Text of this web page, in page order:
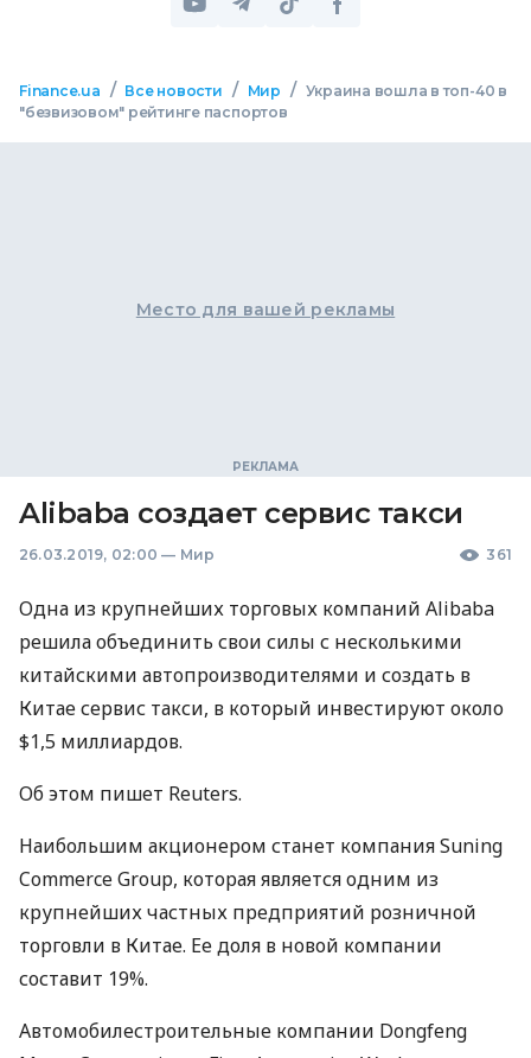
Finance.ua / Все новости / Мир / Украина вошла в топ-40 в
"безвизовом" рейтинге паспортов
Место для вашей рекламы
Alibaba создает сервис такси
26.03.2019, 02:00 — Мир 361
Одна из крупнейших торговых компаний Alibaba
решила объединить свои силы с несколькими
китайскими автопроизводителями и создать в
Китае сервис такси, в который инвестируют около
$1,5 миллиардов.
Об этом пишет Reuters.
Наибольшим акционером станет компания Suning
Commerce Group, которая является одним из
крупнейших частных предприятий розничной
торговли в Китае. Ее доля в новой компании
составит 19%.
Автомобилестроительные компании Dongfeng